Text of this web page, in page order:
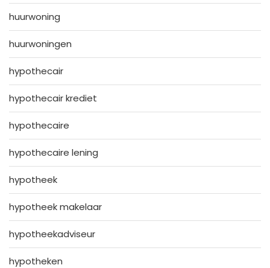
huurwoning
huurwoningen
hypothecair
hypothecair krediet
hypothecaire
hypothecaire lening
hypotheek
hypotheek makelaar
hypotheekadviseur
hypotheken